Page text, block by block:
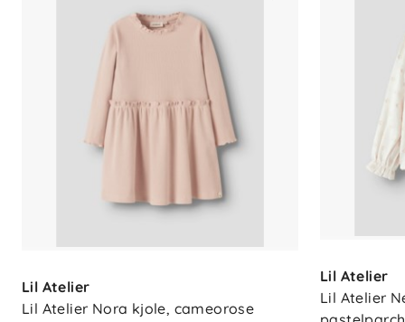
Lil Atelier
Lil Atelier Nora kjole, cameorose
Lil Atelier
Lil Atelier